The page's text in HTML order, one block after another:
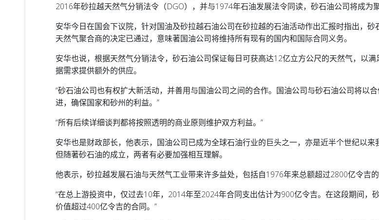
2016年砂拉越天然气分销法令（DGO），并与1974年石油发展法令同读，砂石油公司将成为
安华今日在国会下议院，针对国油及砂拉越石油公司在砂拉越的石油活动作出汇报时指出，砂
天然气聚合商的决定已通过，意味著国油公司将维持所有现有的国内和国际合同义务。
安华也说，根据天然气分销法令，砂石油公司保证每日可获高达12亿立方公尺的天然气，以
据需求提供额外的供应。
“砂石油公司也有权扩大新活动，并善用与国油公司之间的合作。国油公司与砂石油公司将以
进，确保国家和砂州的利益。”
“所有后续详细谈判都将按照透明的商业原则维护双方利益。”
安华也是财政部长，他表示，国油公司已成为全球石油行业的巨头之一，亦是近半个世纪以来
但随著砂石油的成立，两者有必要加强相互理解。
他表示，砂拉越发展石油与天然气工业带来许多益处，包括自1976年来总额超过2800亿令吉的
“在总上游投资中，仅过去10年，2014年至2024年合同支出估计为900亿令吉。在这段期间，
价值超过400亿令吉的合同。”